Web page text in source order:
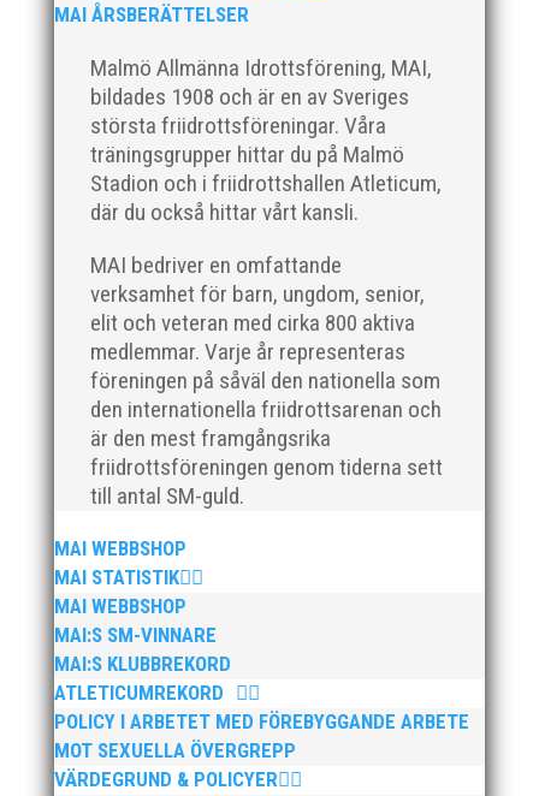
MAI ÅRSBERÄTTELSER
Malmö Allmänna Idrottsförening, MAI,
bildades 1908 och är en av Sveriges
största friidrottsföreningar. Våra
träningsgrupper hittar du på Malmö
Stadion och i friidrottshallen Atleticum,
där du också hittar vårt kansli.
MAI bedriver en omfattande
verksamhet för barn, ungdom, senior,
elit och veteran med cirka 800 aktiva
medlemmar. Varje år representeras
föreningen på såväl den nationella som
den internationella friidrottsarenan och
är den mest framgångsrika
friidrottsföreningen genom tiderna sett
till antal SM-guld.
MAI WEBBSHOP
MAI STATISTIK
MAI WEBBSHOP
MAI:S SM-VINNARE
MAI:S KLUBBREKORD
ATLETICUMREKORD
POLICY I ARBETET MED FÖREBYGGANDE ARBETE
MOT SEXUELLA ÖVERGREPP
VÄRDEGRUND & POLICYER